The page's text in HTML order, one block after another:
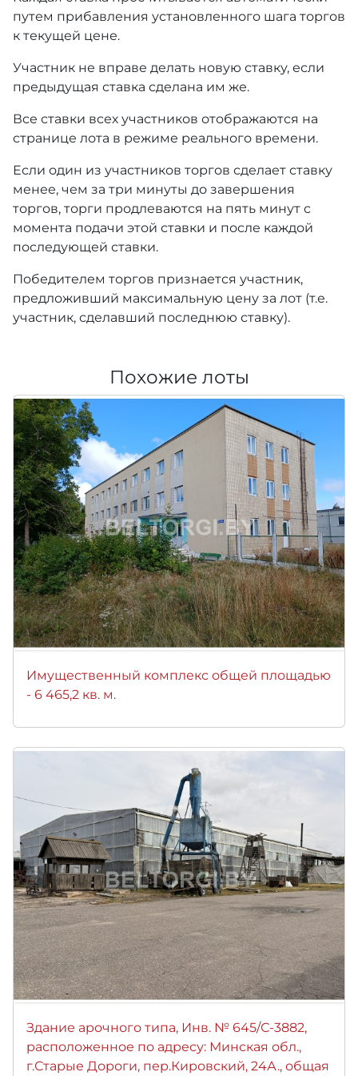
путем прибавления установленного шага торгов
к текущей цене.
Участник не вправе делать новую ставку, если
предыдущая ставка сделана им же.
Все ставки всех участников отображаются на
странице лота в режиме реального времени.
Если один из участников торгов сделает ставку
менее, чем за три минуты до завершения
торгов, торги продлеваются на пять минут с
момента подачи этой ставки и после каждой
последующей ставки.
Победителем торгов признается участник,
предложивший максимальную цену за лот (т.е.
участник, сделавший последнюю ставку).
Похожие лоты
Имущественный комплекс общей площадью
- 6 465,2 кв. м.
Здание арочного типа, Инв. № 645/С-3882,
расположенное по адресу: Минская обл.,
г.Старые Дороги, пер.Кировский, 24А., общая